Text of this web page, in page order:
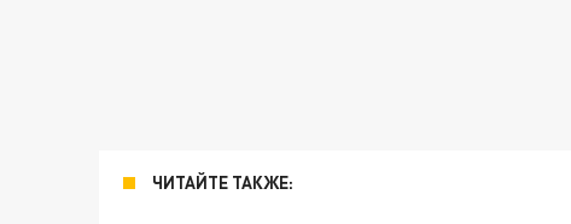
ЧИТАЙТЕ ТАКЖЕ: